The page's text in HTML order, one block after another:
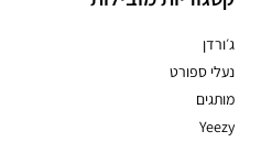
ג׳ורדן
נעלי ספורט
מותגים
Yeezy